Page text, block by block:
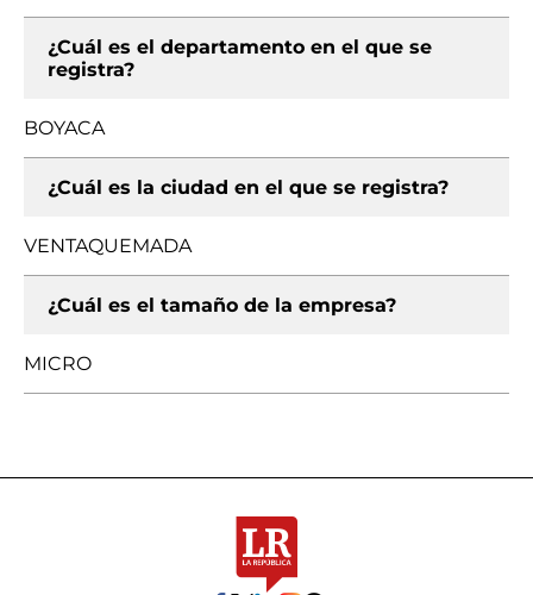
¿Cuál es el departamento en el que se
registra?
BOYACA
¿Cuál es la ciudad en el que se registra?
VENTAQUEMADA
¿Cuál es el tamaño de la empresa?
MICRO